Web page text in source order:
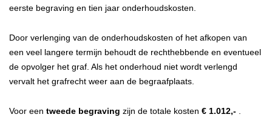
eerste begraving en tien jaar onderhoudskosten.
Door verlenging van de onderhoudskosten of het afkopen van
een veel langere termijn behoudt de rechthebbende en eventueel
de opvolger het graf. Als het onderhoud niet wordt verlengd
vervalt het grafrecht weer aan de begraafplaats.
Voor een tweede begraving zijn de totale kosten € 1.012,-